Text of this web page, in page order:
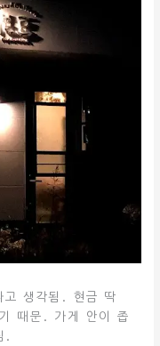
고 생각됨. 현금 딱
기 때문. 가게 안이 좁
.